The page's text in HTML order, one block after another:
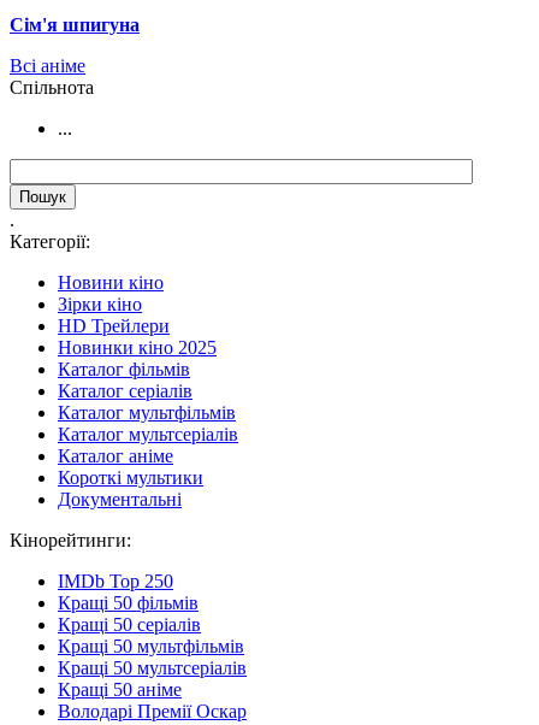
Сім'я шпигуна
Всі аніме
Cпільнота
...
.
Категорії:
Новини кіно
Зірки кіно
HD Трейлери
Новинки кіно 2025
Каталог фільмів
Каталог серіалів
Каталог мультфільмів
Каталог мультсеріалів
Каталог аніме
Короткі мультики
Документальні
Кінорейтинги:
IMDb Top 250
Кращі 50 фільмів
Кращі 50 серіалів
Кращі 50 мультфільмів
Кращі 50 мультсеріалів
Кращі 50 аніме
Володарі Премії Оскар